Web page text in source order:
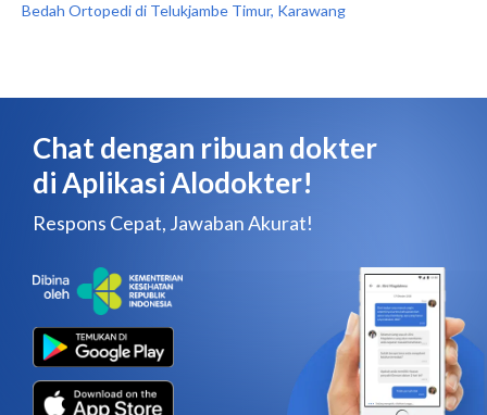
Bedah Ortopedi di Telukjambe Timur, Karawang